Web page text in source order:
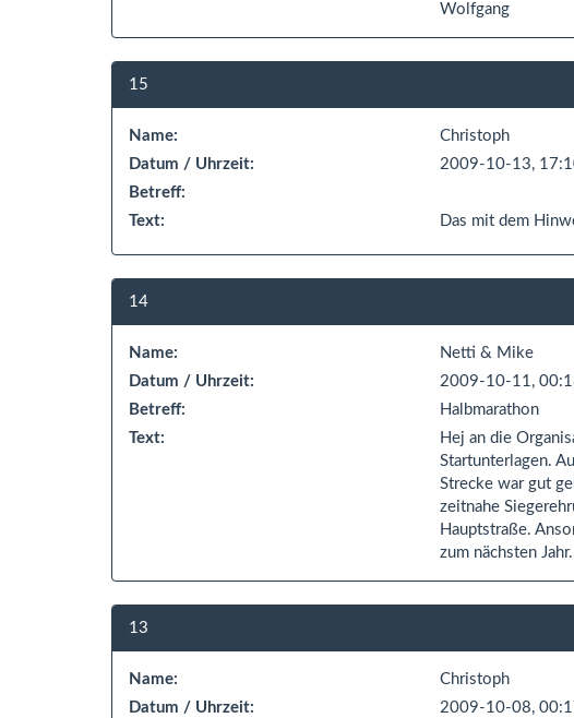
Wolfgang
15
Name:
Christoph
Datum / Uhrzeit:
2009-10-13,
Betreff:
Text:
Das mit dem
14
Name:
Netti & Mike
Datum / Uhrzeit:
2009-10-11,
Betreff:
Halbmarathon
Text:
Hej an die
Startunterlagen.
Strecke war gut
zeitnahe
Hauptstraße.
zum nächsten Jahr.
13
Name:
Christoph
Datum / Uhrzeit:
2009-10-08,